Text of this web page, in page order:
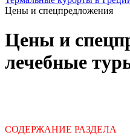
Цены и спецпредложения
Цены и
лечебные
СОДЕРЖАНИЕ РАЗДЕЛА